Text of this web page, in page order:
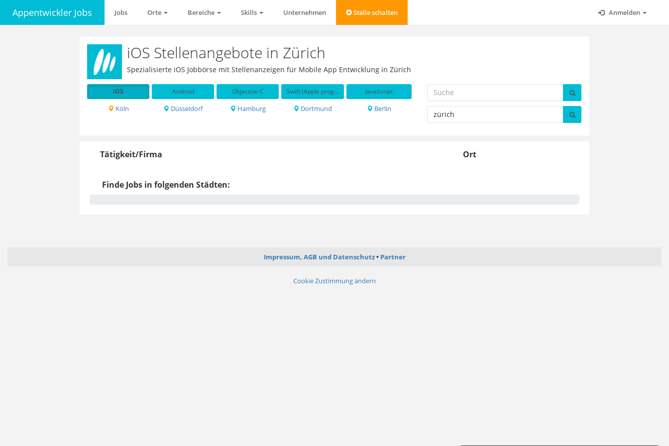
Appentwickler Jobs Jobs Orte Bereiche Skills Unternehmen Stelle schalten Anmelden
iOS Stellenangebote in Zürich
Spezialisierte iOS Jobbörse mit Stellenanzeigen für Mobile App Entwicklung in Zürich
iOS Android Objective-C Swift (Apple programming language) JavaScript
Köln Düsseldorf Hamburg Dortmund Berlin
Tätigkeit/Firma Ort
Finde Jobs in folgenden Städten:
Impressum, AGB und Datenschutz Partner
Cookie Zustimmung ändern